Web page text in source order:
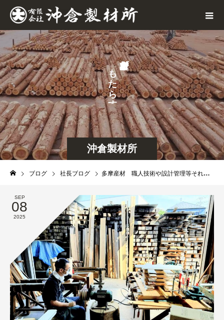
沖倉製材所
が
も
た
ら
す
せ
な
ら
し
ブログ 社長ブログ 多摩産材 職人技術や設計管理等それぞれのスキル低下について
SEP
08
2025